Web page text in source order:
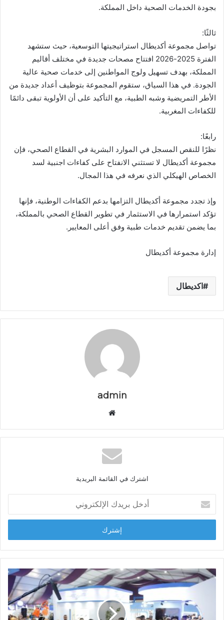
بجودة الخدمات الصحية داخل المملكة.
ثالثًا:
تواصل مجموعة أكديطال استراتيجيتها التوسعية، حيث ستشهد
الفترة 2025-2026 افتتاح مصحات جديدة في مختلف أقاليم
المملكة، بهدف تسهيل ولوج المواطنين إلى خدمات صحية عالية
الجودة. في هذا السياق، ستقوم المجموعة بتوظيف أعداد جديدة من
الأطر التمريضية وشبه الطبية، مع التأكيد على أن الأولوية تبقى دائمًا
للكفاءات المغربية.
رابعًا:
نظرًا للنقص المسجل في الموارد البشرية في القطاع الصحي، فإن
مجموعة أكديطال لا تستثني الانفتاح على كفاءات اجنبية لسد
الخصاص الهيكلي الذي نعرفه في هذا المجال.
وإذ تجدد مجموعة أكديطال التزامها بدعم الكفاءات الوطنية، فإنها
تؤكد استمرارها في الاستثمار في تطوير القطاع الصحي بالمملكة،
بما يضمن تقديم خدمات طبية وفق أعلى المعايير.
إدارة مجموعة أكديطال
اكديطال
admin
ق
ع
ا
ي
ب
اشترك في القائمة البريدية
خ
ب
ر
د